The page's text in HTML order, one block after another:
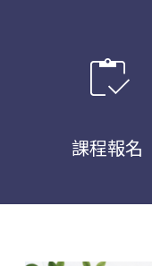
inventory
課程報名